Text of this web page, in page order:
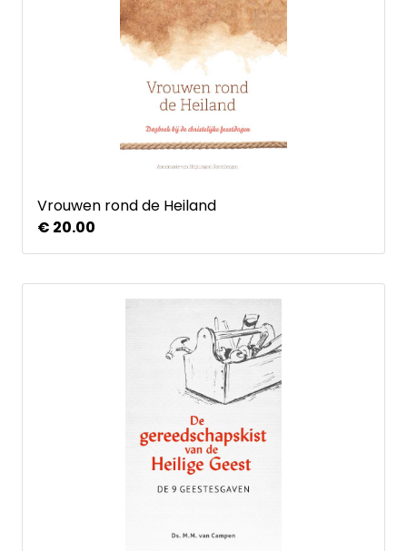
Vrouwen rond de Heiland
€ 20.00